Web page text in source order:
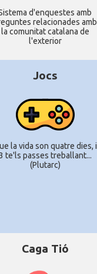
d'enquestes amb
relacionades amb
la comunitat catalana de
l'exterior
Jocs
la vida son quatre dies, i
te'ls passes treballant...
(Plutarc)
Caga Tió